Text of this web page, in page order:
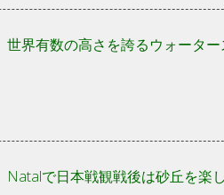
世界有数の高さを誇るウォータ
Natalで日本戦観戦後は砂丘を楽